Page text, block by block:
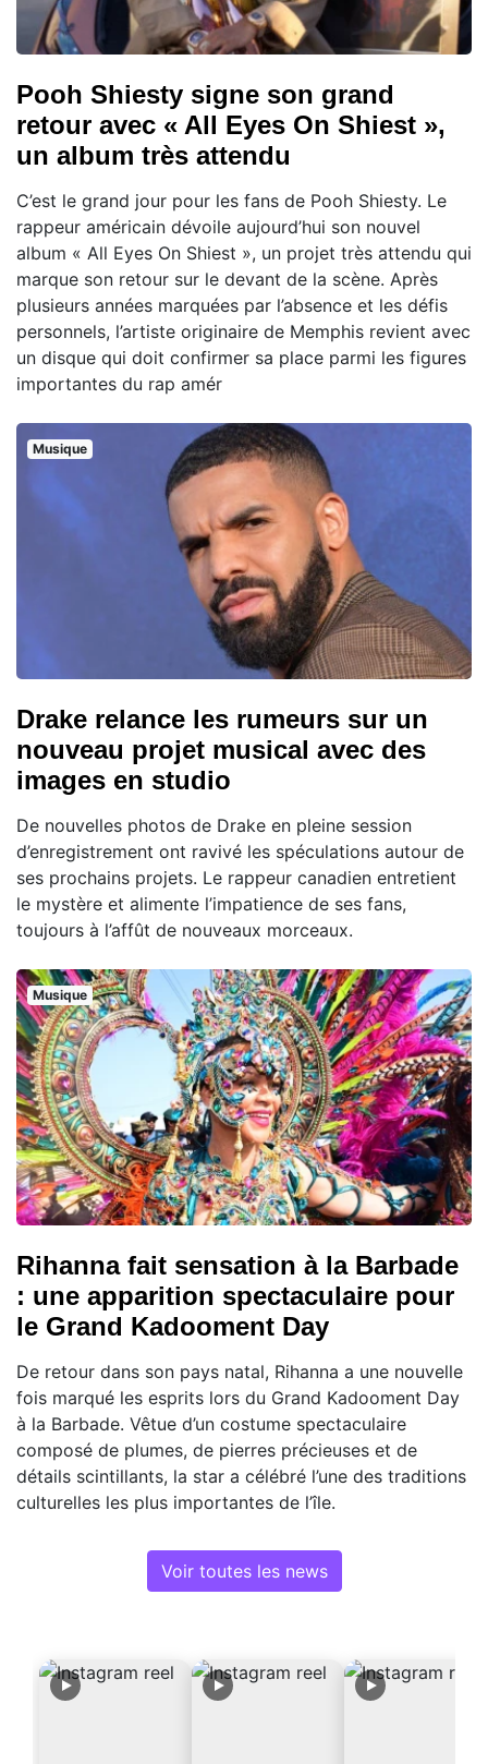
Pooh Shiesty signe son grand
retour avec « All Eyes On Shiest »,
un album très attendu
C’est le grand jour pour les fans de Pooh Shiesty. Le
rappeur américain dévoile aujourd’hui son nouvel
album « All Eyes On Shiest », un projet très attendu qui
marque son retour sur le devant de la scène. Après
plusieurs années marquées par l’absence et les défis
personnels, l’artiste originaire de Memphis revient avec
un disque qui doit confirmer sa place parmi les figures
importantes du rap amér
Musique
Drake relance les rumeurs sur un
nouveau projet musical avec des
images en studio
De nouvelles photos de Drake en pleine session
d’enregistrement ont ravivé les spéculations autour de
ses prochains projets. Le rappeur canadien entretient
le mystère et alimente l’impatience de ses fans,
toujours à l’affût de nouveaux morceaux.
Musique
Rihanna fait sensation à la Barbade
: une apparition spectaculaire pour
le Grand Kadooment Day
De retour dans son pays natal, Rihanna a une nouvelle
fois marqué les esprits lors du Grand Kadooment Day
à la Barbade. Vêtue d’un costume spectaculaire
composé de plumes, de pierres précieuses et de
détails scintillants, la star a célébré l’une des traditions
culturelles les plus importantes de l’île.
Voir toutes les news